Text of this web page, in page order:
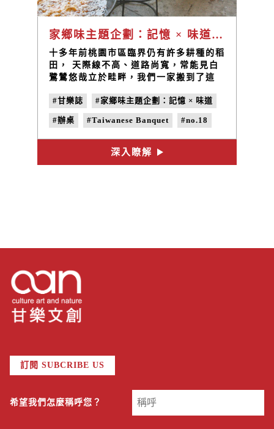
家鄉味主題企劃：記憶 × 味道 —— 辦桌・風光有時，相聚有時 Taiwanese Banquet
十多年前桃園市區臨界仍有許多耕種的稻
田， 天際線不高、道路尚寬，常能見白
鷺鷥悠哉立於畦畔，我們一家搬到了這
熬了數年總算是下了決心要和媽媽一起自
己開店， 除了聲勢浩大的裝潢施工，爸
媽更拜託朋友把市場有名的總舖師請來，
張羅起一場熱鬧的筵席。當天大清早家門
口架起大紅色布棚，幾輛發財車載來中午
宴客的食材，和大小齊全的餐盤鍋碗一旁
#甘樂誌 #家鄉味主題企劃：記憶 × 味道
#辦桌 #Taiwanese Banquet #no.18
#家鄉味
深入瞭解
訂閱 SUBCRIBE US
希望我們怎麼稱呼您？